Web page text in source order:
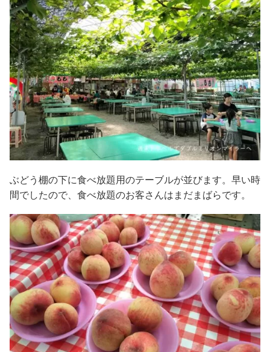
ぶどう棚の下に食べ放題用のテーブルが並びます。早い時
間でしたので、食べ放題のお客さんはまだまばらです。